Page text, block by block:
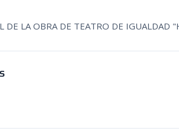
DE LA OBRA DE TEATRO DE IGUALDAD